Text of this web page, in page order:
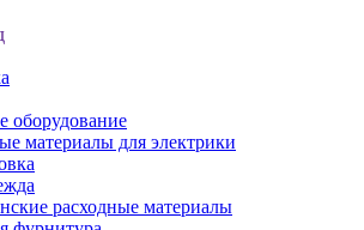
оборудование
материалы для электрики
расходные материалы